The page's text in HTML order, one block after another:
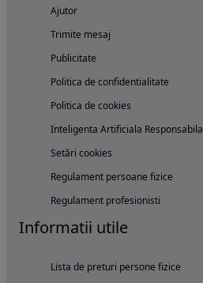
Ajutor
Trimite mesaj
Publicitate
Politica de confidentialitate
Politica de cookies
Inteligenta Artificiala Responsabila
Setări cookies
Regulament persoane fizice
Regulament profesionisti
Informatii utile
Lista de preturi persone fizice